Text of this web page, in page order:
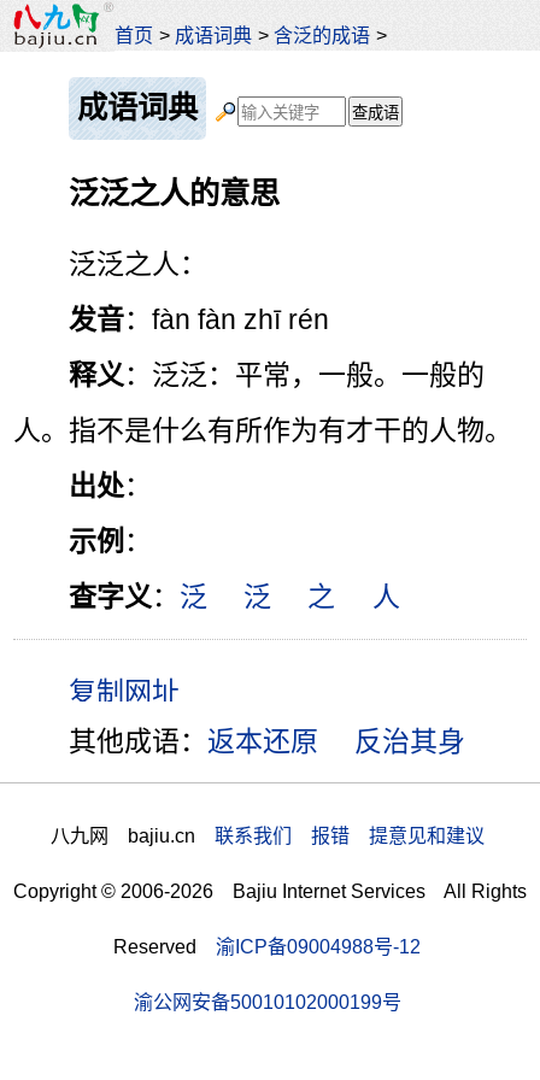
首页 > 成语词典 >含泛的成语 >
成语词典
泛泛之人的意思
泛泛之人：
发音：fàn fàn zhī rén
释义 ：泛泛：平常，一般。一般的
人。指不是什么有所作为有才干的人物。
出处：
示例 ：
查字义 ： 泛 泛 之 人
其他成语： 返本还原 反治其身
八九网 bajiu.cn 联系我们 报错 提意见和建议
Copyright © 2006-2026 Bajiu Internet Services All Rights
Reserved 渝ICP备09004988号-12
渝公网安备50010102000199号